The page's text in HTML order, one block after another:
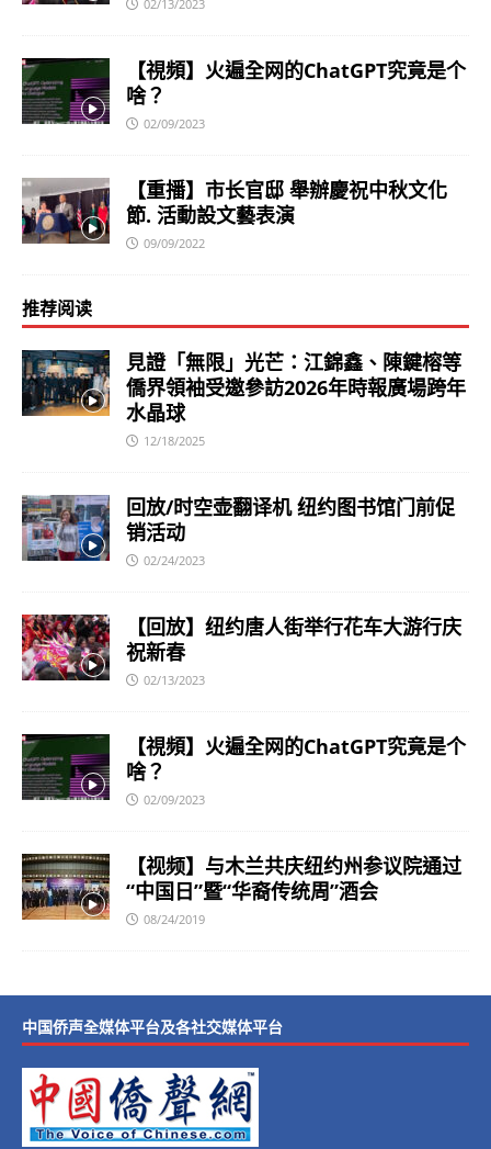
02/13/2023
【視頻】火遍全网的ChatGPT究竟是个
啥？
02/09/2023
【重播】市长官邸 舉辦慶祝中秋文化
節. 活動設文藝表演
09/09/2022
推荐阅读
見證「無限」光芒：江錦鑫、陳鍵榕等
僑界領袖受邀參訪2026年時報廣場跨年
水晶球
12/18/2025
回放/时空壶翻译机 纽约图书馆门前促
销活动
02/24/2023
【回放】纽约唐人街举行花车大游行庆
祝新春
02/13/2023
【視頻】火遍全网的ChatGPT究竟是个
啥？
02/09/2023
【视频】与木兰共庆纽约州参议院通过
“中国日”暨“华裔传统周”酒会
08/24/2019
中国侨声全媒体平台及各社交媒体平台